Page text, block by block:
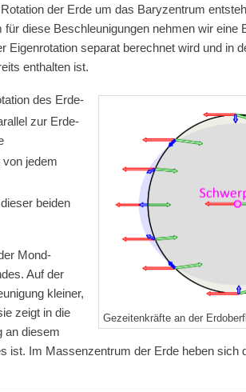
der Erde um das Baryzentrum
diese Beschleunigungen nehmen wir eine
Eigenrotation separat berechnet wird und in
enthalten ist.
Gezeitenkräfte an der
des Erde-
zur Erde-
jedem
beiden
Mond-
Auf der
kleiner,
zeigt in die
an diesem
ist. Im Massenzentrum der Erde heben sich